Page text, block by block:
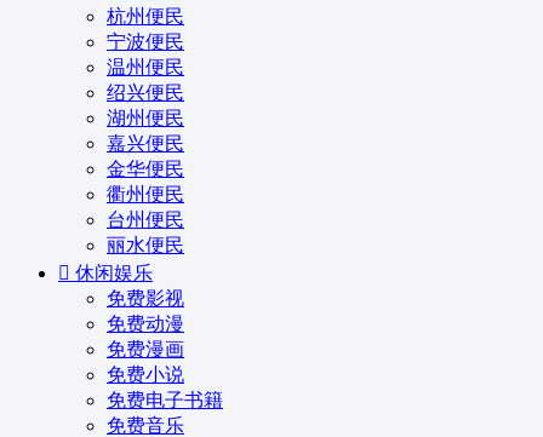
杭州便民
宁波便民
温州便民
绍兴便民
湖州便民
嘉兴便民
金华便民
衢州便民
台州便民
丽水便民
休闲娱乐
免费影视
免费动漫
免费漫画
免费小说
免费电子书籍
免费音乐